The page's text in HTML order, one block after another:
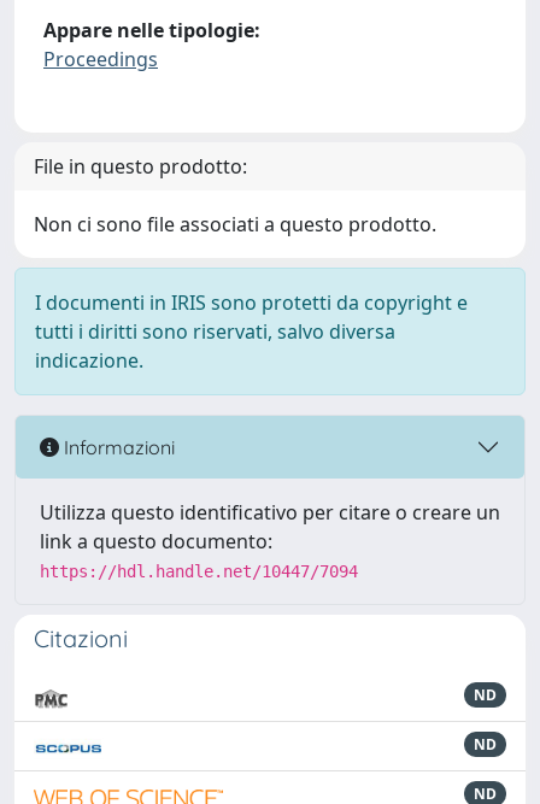
Appare nelle tipologie:
Proceedings
File in questo prodotto:
Non ci sono file associati a questo prodotto.
I documenti in IRIS sono protetti da copyright e
tutti i diritti sono riservati, salvo diversa
indicazione.
Informazioni
Utilizza questo identificativo per citare o creare un
link a questo documento:
https://hdl.handle.net/10447/7094
Citazioni
ND
ND
ND